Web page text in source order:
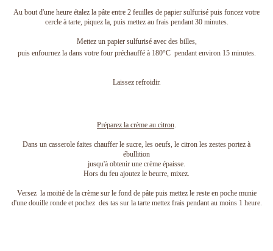
Au bout d'une heure étalez la pâte entre 2 feuilles de papier sulfurisé puis foncez votre
cercle à tarte, piquez la, puis mettez au frais pendant 30 minutes.
Mettez un papier sulfurisé avec des billes,
puis enfournez la dans votre four préchauffé à 180°C pendant environ 15 minutes.
Laissez refroidir.
Préparez la crème au citron.
Dans un casserole faites chauffer le sucre, les oeufs, le citron les zestes portez à
ébullition
jusqu'à obtenir une crème épaisse.
Hors du feu ajoutez le beurre, mixez.
Versez la moitié de la crème sur le fond de pâte puis mettez le reste en poche munie
d'une douille ronde et pochez des tas sur la tarte mettez frais pendant au moins 1 heure.